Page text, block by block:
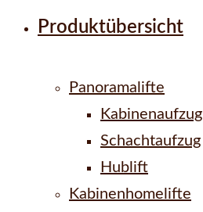
Produktübersicht
Panoramalifte
Kabinenaufzug
Schachtaufzug
Hublift
Kabinenhomelifte